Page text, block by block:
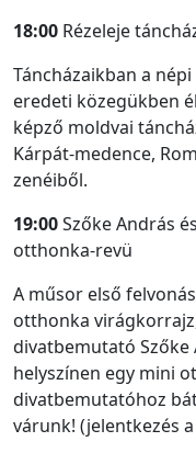
18:00 Rézeleje
Táncházaikban a
eredeti közegükben
képző moldvai
Kárpát-medence,
zenéiből.
19:00Szőke András
otthonka-revü
A műsor első
otthonka
divatbemutató Szőke
helyszínen egy mini
divatbemutatóhoz
várunk! (jelentkezés